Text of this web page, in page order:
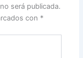
será publicada.
con *